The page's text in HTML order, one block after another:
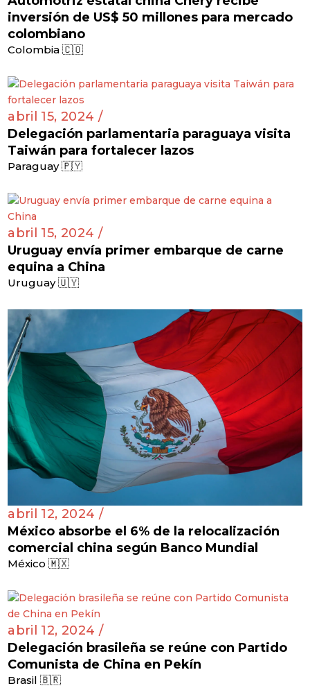
inversión de US$ 50 millones para mercado
colombiano
Colombia 🇨🇴
abril 15, 2024 /
Delegación parlamentaria paraguaya visita
Taiwán para fortalecer lazos
Paraguay 🇵🇾
abril 15, 2024 /
Uruguay envía primer embarque de carne
equina a China
Uruguay 🇺🇾
abril 12, 2024 /
México absorbe el 6% de la relocalización
comercial china según Banco Mundial
México 🇲🇽
abril 12, 2024 /
Delegación brasileña se reúne con Partido
Comunista de China en Pekín
Brasil 🇧🇷